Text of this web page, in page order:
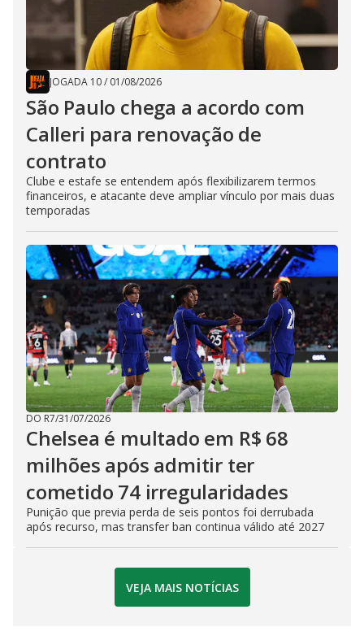
JOGADA 10/ 01/08/2026
São Paulo chega a acordo com
Calleri para renovação de
contrato
Clube e estafe se entendem após flexibilizarem termos
financeiros, e atacante deve ampliar vínculo por mais duas
temporadas
DO R7/31/07/2026
Chelsea é multado em R$ 68
milhões após admitir ter
cometido 74 irregularidades
Punição que previa perda de seis pontos foi derrubada
após recurso, mas transfer ban continua válido até 2027
VEJA MAIS NOTÍCIAS